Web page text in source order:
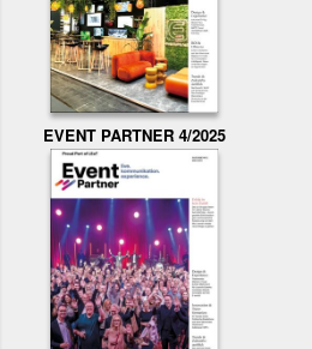
EVENT PARTNER 4/2025